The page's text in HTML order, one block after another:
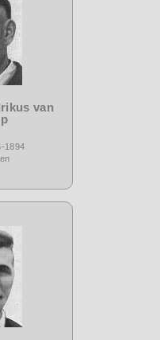
van
1894